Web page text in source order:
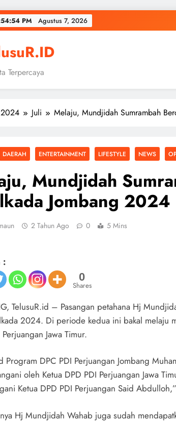
PM Agustus 7, 2026
Terpercaya
2024 Juli Melaju, Mundjidah Sumrambah
DAERAH ENTERTAINMENT LIFESTYLE NEWS
Mundjidah
Jombang 2024
2 Tahun Ago 0 5 Mins
:
0
Shares
TelusuR.id – Pasangan petahana Hj
2024. Di periode kedua ini bakal melaju
Jawa Timur.
Program DPC PDI Perjuangan Jombang
oleh Ketua DPD PDI Perjuangan Jawa
Ketua DPD PDI Perjuangan Said
Hj Mundjidah Wahab juga sudah